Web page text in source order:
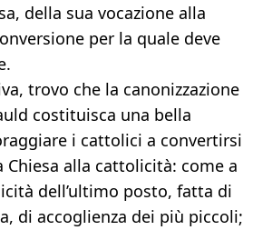
della sua vocazione alla
per la quale deve
trovo che la canonizzazione
costituisca una bella
i cattolici a convertirsi
Chiesa alla cattolicità: come a
dell’ultimo posto, fatta di
di accoglienza dei più piccoli;